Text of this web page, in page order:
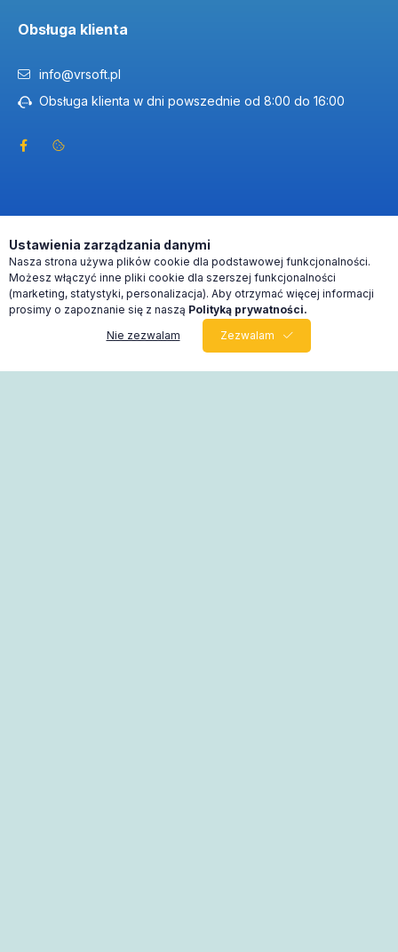
Obsługa klienta
info@vrsoft.pl
Obsługa klienta w dni powszednie od 8:00 do 16:00
0
Ustawienia zarządzania danymi
Nasza strona używa plików cookie dla podstawowej funkcjonalności.
Możesz włączyć inne pliki cookie dla szerszej funkcjonalności
(marketing, statystyki, personalizacja). Aby otrzymać więcej informacji
prosimy o zapoznanie się z naszą Polityką prywatności.
Nie zezwalam
Zezwalam